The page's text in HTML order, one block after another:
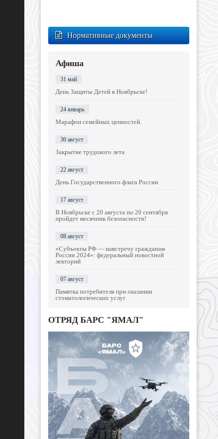
Нормативные документы
Афиша
31 май
День Защиты Детей в Ноябрьске!
24 январь
Марафон семейных ценностей.
30 август
Закрытие трудового лета
22 август
День Государственного флага России
17 август
В Ноябрьске с 20 августа по 20 сентября
пройдет месячник безопасности!
08 август
«Субъекты РФ — навстречу гражданам
России 2024»: федеральный новостной
лекторий
07 август
Памятка потребителя при оказании
стоматологических услуг
ОТРЯД БАРС "ЯМАЛ"